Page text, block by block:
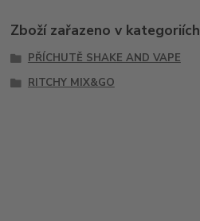
Zboží zařazeno v kategoriích
PŘÍCHUTĚ SHAKE AND VAPE
RITCHY MIX&GO